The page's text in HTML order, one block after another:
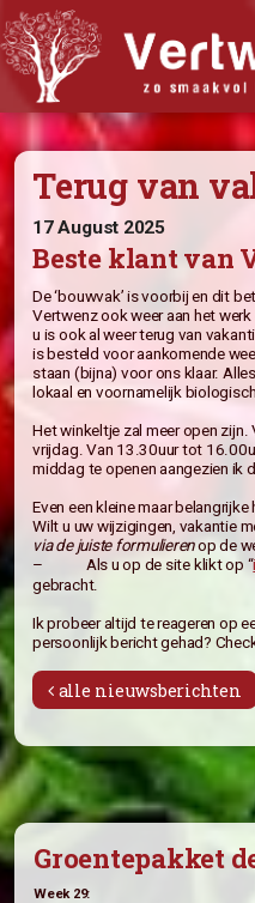
Biologisch
Abonnement
Bijbestellen
Iets doorgeven?
Nieuwsflits
Recepten
Wat vindt u van
Terug van
17 August 2025
Beste klant
De ‘bouwvak’ is voorbij
Vertwenz ook weer aan
u is ook al weer terug
is besteld voor
staan (bijna) voor ons
Het winkeltje zal meer
vrijdag. Van 13.30uur
middag te openen
Even een kleine maar
Wilt u uw wijzigingen,
via de juiste formulieren
– Als u op de site
Ik probeer altijd te
persoonlijk bericht
alle